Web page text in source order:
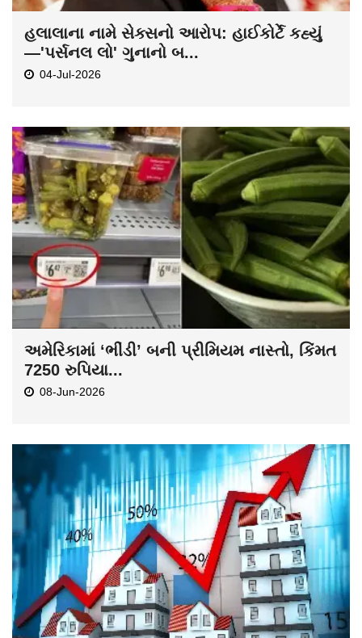
હલાલાના નામે સેક્સનો આરોપ: હાઈકોર્ટે કહ્યું
—'પર્સનલ લો' ગુનાનો બ...
04-Jul-2026
અમેરિકામાં ‘ભીંડી’ બની પ્રીમિયમ નાસ્તો, કિંમત
7250 રુપિયા...
08-Jun-2026